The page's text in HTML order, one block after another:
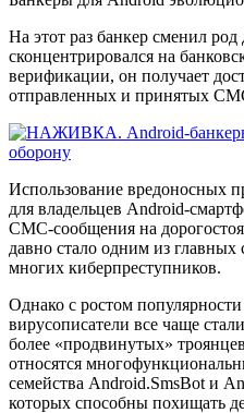
На этот раз банкер сменил род
сконцентрировался на
верификации, он получает
отправленных и принятых
Использование вредоносных
для владельцев Android-
СМС-сообщения на
давно стало одним из главных
многих киберпреступников.
Однако с ростом
вирусописатели все чаще
более «продвинутых»
относятся
семейства Android.SmsBot и
которых способны похищать